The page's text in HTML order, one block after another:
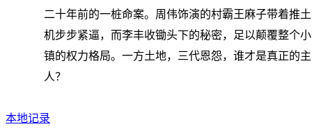
二十年前的一桩命案。周伟饰演的村霸王麻子带着推土
机步步紧逼，而李丰收锄头下的秘密，足以颠覆整个小
镇的权力格局。一方土地，三代恩怨，谁才是真正的主
人？
本地记录